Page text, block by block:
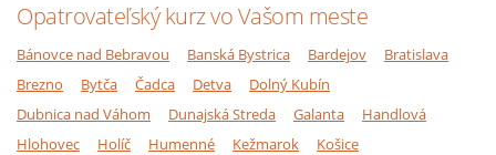
Opatrovateľský kurz vo Vašom meste
Bánovce nad Bebravou Banská Bystrica Bardejov
Bratislava
Brezno
Bytča Čadca Detva
Dolný Kubín
Dubnica nad Váhom
Dunajská Streda Galanta
Handlová
Hlohovec
Holíč Humenné Kežmarok
Košice